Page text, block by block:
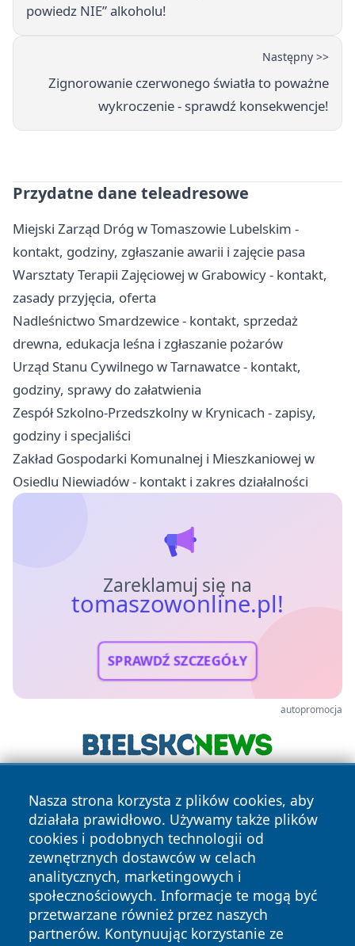
powiedz NIE” alkoholu!
Następny >>
Zignorowanie czerwonego światła to poważne
wykroczenie - sprawdź konsekwencje!
Przydatne dane teleadresowe
Miejski Zarząd Dróg w Tomaszowie Lubelskim -
kontakt, godziny, zgłaszanie awarii i zajęcie pasa
Warsztaty Terapii Zajęciowej w Grabowicy - kontakt,
zasady przyjęcia, oferta
Nadleśnictwo Smardzewice - kontakt, sprzedaż
drewna, edukacja leśna i zgłaszanie pożarów
Urząd Stanu Cywilnego w Tarnawatce - kontakt,
godziny, sprawy do załatwienia
Zespół Szkolno-Przedszkolny w Krynicach - zapisy,
godziny i specjaliści
Zakład Gospodarki Komunalnej i Mieszkaniowej w
Osiedlu Niewiadów - kontakt i zakres działalności
Zareklamuj się na
tomaszowonline.pl!
SPRAWDŹ SZCZEGÓŁY
autopromocja
Nasza strona korzysta z plików cookies, aby
działała prawidłowo. Używamy także plików
cookies i podobnych technologii od
zewnętrznych dostawców w celach
analitycznych, marketingowych i
społecznościowych. Informacje te mogą być
przetwarzane również przez naszych
partnerów. Kontynuując korzystanie ze
Copyright © 2026 tomaszowonline.pl Wszystkie prawa
zastrzeżone.